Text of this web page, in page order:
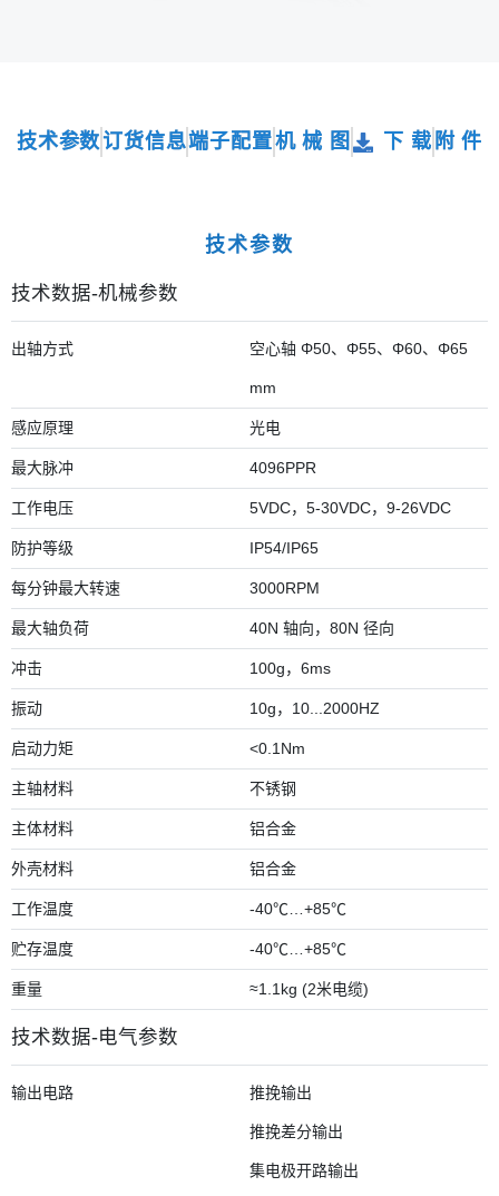
技术参数订货信息端子配置机 械 图 下 载 附 件
技术参数
技术数据-机械参数
出轴方式 空心轴 Φ50、Φ55、Φ60、Φ65
mm
感应原理 光电
最大脉冲 4096PPR
工作电压 5VDC，5-30VDC，9-26VDC
防护等级 IP54/IP65
每分钟最大转速 3000RPM
最大轴负荷 40N 轴向，80N 径向
冲击 100g，6ms
振动 10g，10...2000HZ
启动力矩 <0.1Nm
主轴材料 不锈钢
主体材料 铝合金
外壳材料 铝合金
工作温度 -40℃…+85℃
贮存温度 -40℃…+85℃
重量 ≈1.1kg (2米电缆)
技术数据-电气参数
输出电路 推挽输出
推挽差分输出
集电极开路输出